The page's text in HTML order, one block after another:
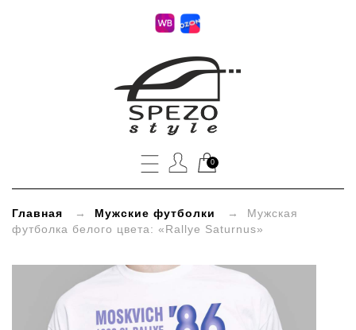
0
Главная → Мужские футболки
→ Мужская
футболка белого цвета: «Rallye Saturnus»